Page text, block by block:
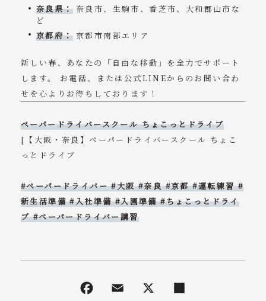
奈良県：奈良市、生駒市、香芝市、大和郡山市な
ど
京都府：京都市南部エリア
新しい春、あなたの「自由な移動」を全力でサポート
します。 お電話、または公式LINEからのお問い合わ
せを心よりお待ちしております！
ペーパードライバースクール ちょこっとドライブ
[ 【大阪・奈良】ペーパードライバースクール ちょこ
っとドライブ
#ペーパードライバー #大阪 #奈良 #京都 #運転練習 #
新生活準備 #入社準備 #入園準備 #ちょこっとドライ
ブ #ペーパードライバー講習